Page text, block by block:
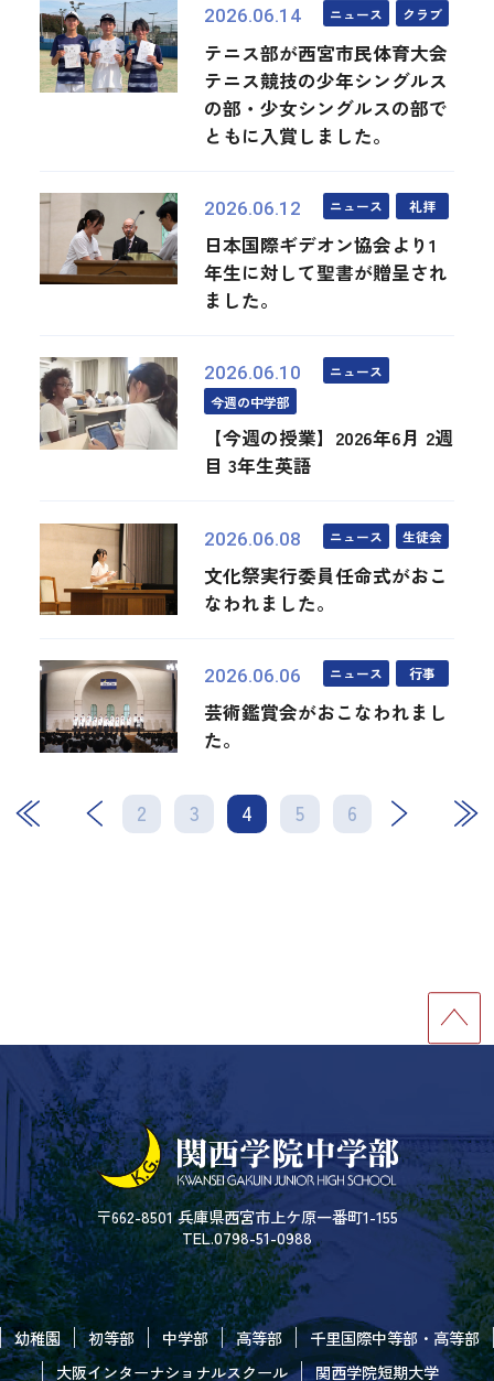
2026.06.14 ニュース クラブ
テニス部が西宮市民体育大会
テニス競技の少年シングルス
の部・少女シングルスの部で
ともに入賞しました。
2026.06.12 ニュース 礼拝
日本国際ギデオン協会より1
年生に対して聖書が贈呈され
ました。
2026.06.10
ニュース
今週の中学部
【今週の授業】2026年6月 2週
目 3年生英語
2026.06.08 ニュース 生徒会
文化祭実行委員任命式がおこ
なわれました。
2026.06.06 ニュース 行事
芸術鑑賞会がおこなわれまし
た。
2 3 4 5 6
次 最後
〒662-8501 兵庫県西宮市上ケ原一番町1-155
TEL.0798-51-0988
幼稚園 初等部 中学部 高等部
千里国際中等部・高等部
大阪インターナショナルスクール
関西学院短期大学